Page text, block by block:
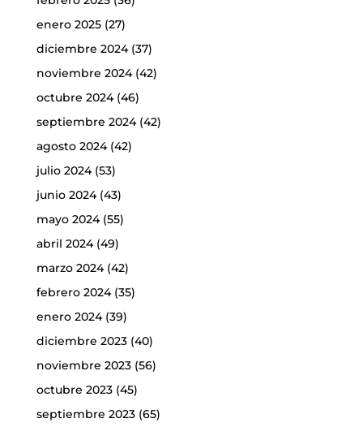
enero 2025(27)
diciembre 2024(37)
noviembre 2024(42)
octubre 2024(46)
septiembre 2024(42)
agosto 2024(42)
julio 2024(53)
junio 2024(43)
mayo 2024(55)
abril 2024(49)
marzo 2024(42)
febrero 2024(35)
enero 2024(39)
diciembre 2023(40)
noviembre 2023(56)
octubre 2023(45)
septiembre 2023(65)